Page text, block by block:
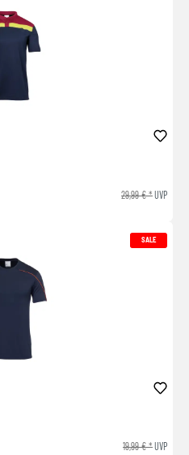
29,99 € *UVP
SALE
19,99 € *UVP